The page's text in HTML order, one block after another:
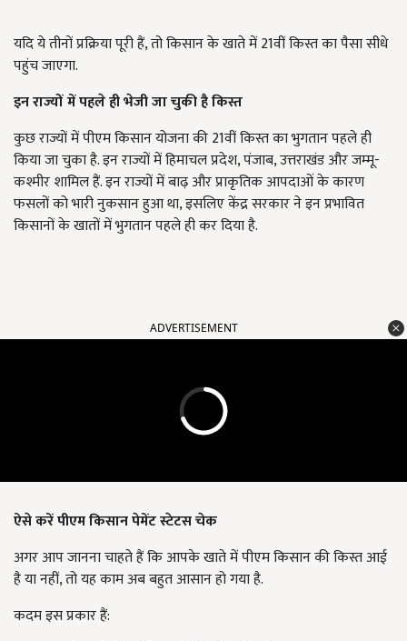
यदि ये तीनों प्रक्रिया पूरी हैं, तो किसान के खाते में 21वीं किस्त का पैसा सीधे
पहुंच जाएगा.
इन राज्यों में पहले ही भेजी जा चुकी है किस्त
कुछ राज्यों में पीएम किसान योजना की 21वीं किस्त का भुगतान पहले ही
किया जा चुका है. इन राज्यों में हिमाचल प्रदेश, पंजाब, उत्तराखंड और जम्मू-
कश्मीर शामिल हैं. इन राज्यों में बाढ़ और प्राकृतिक आपदाओं के कारण
फसलों को भारी नुकसान हुआ था, इसलिए केंद्र सरकार ने इन प्रभावित
किसानों के खातों में भुगतान पहले ही कर दिया है.
ADVERTISEMENT
ऐसे करें पीएम किसान पेमेंट स्टेटस चेक
अगर आप जानना चाहते हैं कि आपके खाते में पीएम किसान की किस्त आई
है या नहीं, तो यह काम अब बहुत आसान हो गया है.
कदम इस प्रकार हैं: